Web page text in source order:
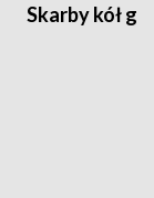
Skarby kół